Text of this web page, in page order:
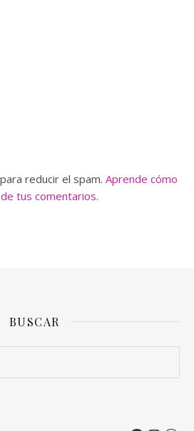
reducir el spam. Aprende cómo
tus comentarios.
BUSCAR